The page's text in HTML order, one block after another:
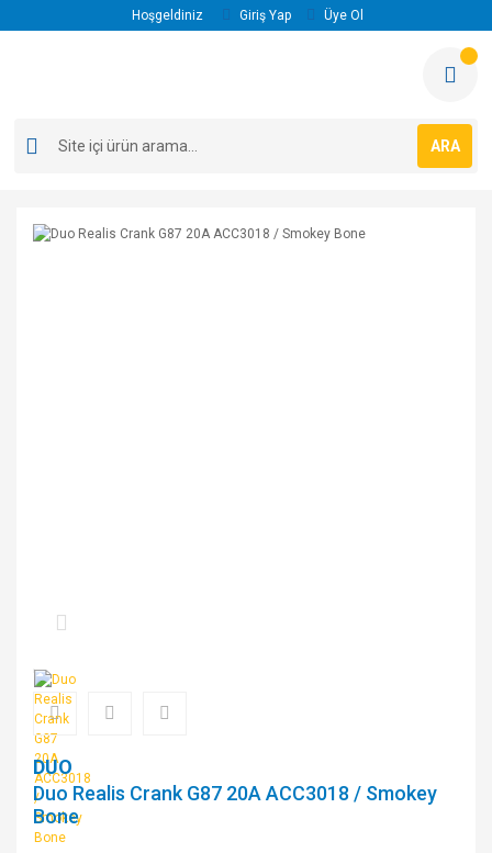
Hoşgeldiniz Giriş Yap Üye Ol
ARA
DUO
Duo Realis Crank G87 20A ACC3018 / Smokey
Bone